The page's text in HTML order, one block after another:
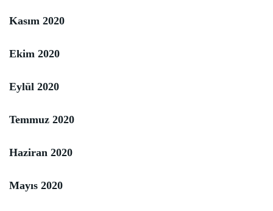
Kasım 2020
Ekim 2020
Eylül 2020
Temmuz 2020
Haziran 2020
Mayıs 2020